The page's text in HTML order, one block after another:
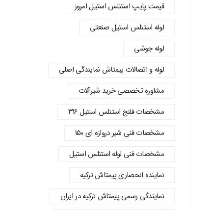
قیمت پایپ استنلس استیل امروز
لوله استنلس استیل صنعتی
لوله جوشی
لوله و اتصالات پیمتاش نمایندگی اصلی
مشاوره تخصصی خرید شیرآلات
مشخصات فلنج استنلس استیل ۳۱۶
مشخصات فنی شیر دروازه ای ۱۵۰
مشخصات فنی لوله استنلس استیل
نماینده انحصاری پیمتاش ترکیه
نمایندگی رسمی پیمتاش ترکیه در ایران